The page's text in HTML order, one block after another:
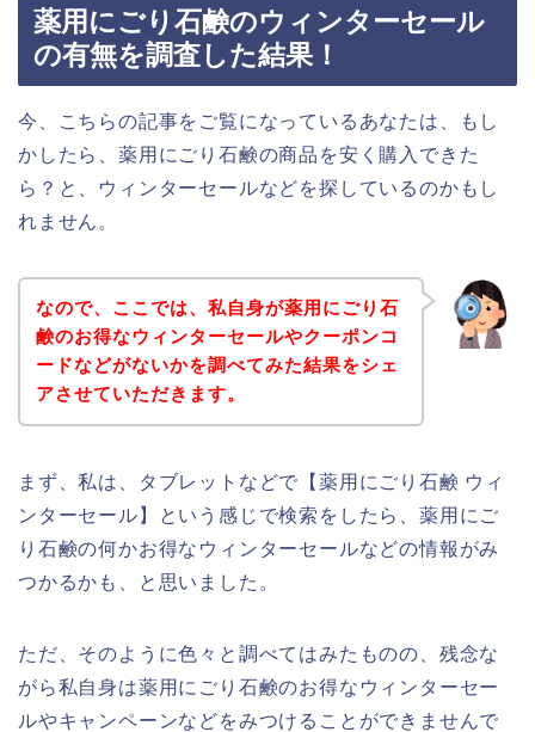
薬用にごり石鹸のウィンターセール
の有無を調査した結果！
今、こちらの記事をご覧になっているあなたは、もし
かしたら、薬用にごり石鹸の商品を安く購入できた
ら？と、ウィンターセールなどを探しているのかもし
れません。
なので、ここでは、私自身が薬用にごり石
鹸のお得なウィンターセールやクーポンコ
ードなどがないかを調べてみた結果をシェ
アさせていただきます。
まず、私は、タブレットなどで【薬用にごり石鹸 ウィ
ンターセール】という感じで検索をしたら、薬用にご
り石鹸の何かお得なウィンターセールなどの情報がみ
つかるかも、と思いました。
ただ、そのように色々と調べてはみたものの、残念な
がら私自身は薬用にごり石鹸のお得なウィンターセー
ルやキャンペーンなどをみつけることができませんで